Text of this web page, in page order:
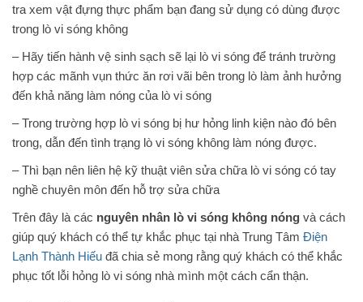
tra xem vật đựng thực phẩm bạn đang sử dụng có dùng được
trong lò vi sóng không
– Hãy tiến hành vệ sinh sạch sẽ lại lò vi sóng để tránh trường
hợp các mãnh vụn thức ăn rơi vãi bên trong lò làm ảnh hưởng
đến khả năng làm nóng của lò vi sóng
– Trong trường hợp lò vi sóng bị hư hỏng linh kiện nào đó bên
trong, dẫn đến tình trạng lò vi sóng không làm nóng được.
– Thì bạn nên liên hệ kỹ thuật viên sửa chữa lò vi sóng có tay
nghề chuyên môn đến hỗ trợ sửa chữa
Trên đây là các nguyên nhân lò vi sóng không nóng và cách
giúp quý khách có thể tự khắc phục tại nhà Trung Tâm Điện
Lạnh Thành Hiếu đã chia sẻ mong rằng quý khách có thể khắc
phục tốt lỗi hỏng lò vi sóng nhà mình một cách cẩn thận.